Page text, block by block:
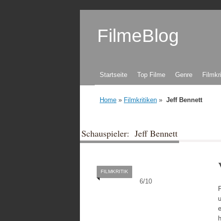
FilmeBlog
Zum Inhalt springen
Startseite Top Filme Genre
Home » Filmkritiken » Jeff Bennett
Schauspieler: Jeff Bennett
6/10
FILMKRITIK